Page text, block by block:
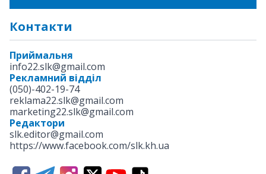
Контакти
Приймальня
info22.slk@gmail.com
Рекламний відділ
(050)-402-19-74
reklama22.slk@gmail.com
marketing22.slk@gmail.com
Редактори
slk.editor@gmail.com
https://www.facebook.com/slk.kh.ua